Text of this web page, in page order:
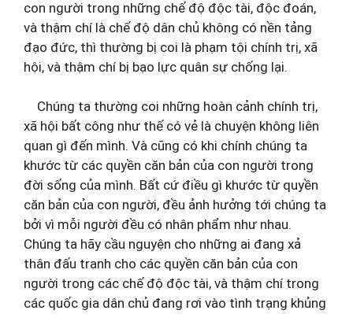
con người trong những chế độ độc tài, độc đoán,
và thậm chí là chế độ dân chủ không có nền tảng
đạo đức, thì thường bị coi là phạm tội chính trị, xã
hội, và thậm chí bị bạo lực quân sự chống lại.
Chúng ta thường coi những hoàn cảnh chính trị,
xã hội bất công như thế có vẻ là chuyện không liên
quan gì đến mình. Và cũng có khi chính chúng ta
khước từ các quyền căn bản của con người trong
đời sống của mình. Bất cứ điều gì khước từ quyền
căn bản của con người, đều ảnh hưởng tới chúng ta
bởi vì mỗi người đều có nhân phẩm như nhau.
Chúng ta hãy cầu nguyện cho những ai đang xả
thân đấu tranh cho các quyền căn bản của con
người trong các chế độ độc tài, và thậm chí trong
các quốc gia dân chủ đang rơi vào tình trạng khủng